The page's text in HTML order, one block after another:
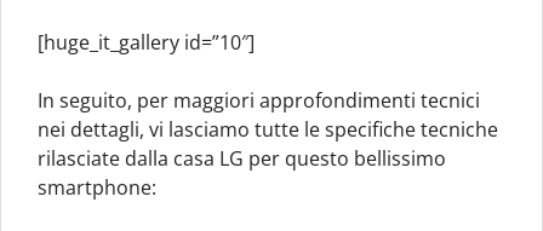
[huge_it_gallery id=”10″]
In seguito, per maggiori approfondimenti tecnici
nei dettagli, vi lasciamo tutte le specifiche tecniche
rilasciate dalla casa LG per questo bellissimo
smartphone: